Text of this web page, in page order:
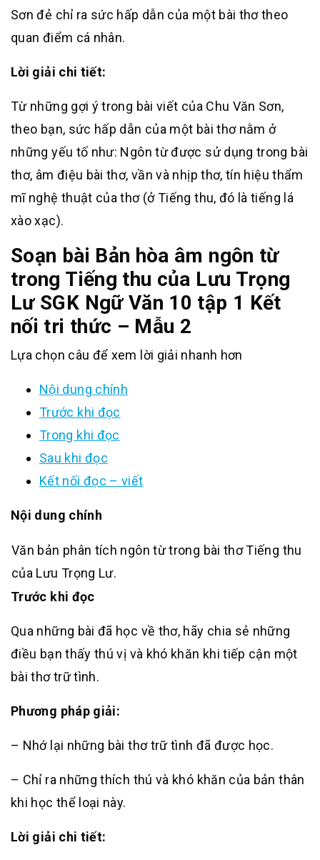
Sơn đẻ chỉ ra sức hấp dẫn của một bài thơ theo
quan điểm cá nhân.
Lời giải chi tiết:
Từ những gợi ý trong bài viết của Chu Văn Sơn,
theo bạn, sức hấp dẫn của một bài thơ nằm ở
những yếu tố như: Ngôn từ được sử dụng trong bài
thơ, âm điệu bài thơ, vần và nhịp thơ, tín hiệu thẩm
mĩ nghệ thuật của thơ (ở Tiếng thu, đó là tiếng lá
xào xạc).
Soạn bài Bản hòa âm ngôn từ
trong Tiếng thu của Lưu Trọng
Lư SGK Ngữ Văn 10 tập 1 Kết
nối tri thức – Mẫu 2
Lựa chọn câu để xem lời giải nhanh hơn
Nội dung chính
Trước khi đọc
Trong khi đọc
Sau khi đọc
Kết nối đọc – viết
Nội dung chính
Văn bản phân tích ngôn từ trong bài thơ Tiếng thu
của Lưu Trọng Lư.
Trước khi đọc
Qua những bài đã học về thơ, hãy chia sẻ những
điều bạn thấy thú vị và khó khăn khi tiếp cận một
bài thơ trữ tình.
Phương pháp giải:
– Nhớ lại những bài thơ trữ tình đã được học.
– Chỉ ra những thích thú và khó khăn của bản thân
khi học thể loại này.
Lời giải chi tiết: